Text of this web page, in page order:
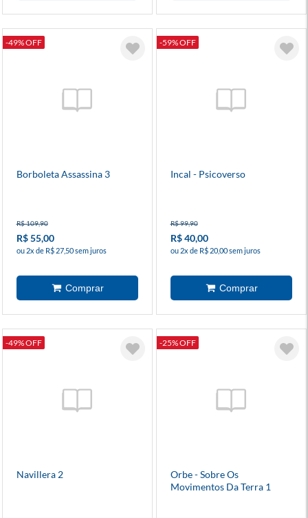
-49% OFF
Borboleta Assassina 3
R$ 109,90
R$ 55,00
ou 2x de R$ 27,50 sem juros
-59% OFF
Incal - Psicoverso
R$ 99,90
R$ 40,00
ou 2x de R$ 20,00 sem juros
-49% OFF
Navillera 2
-25% OFF
Orbe - Sobre Os
Movimentos Da Terra 1